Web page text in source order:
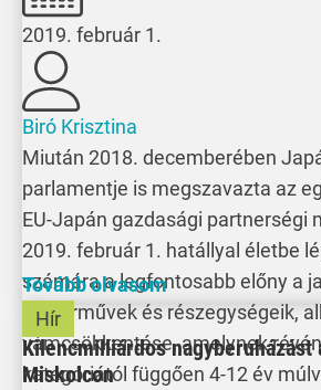
2019. február 1.
Biró Krisztina
Miután 2018. decemberében
parlamentje is megszavazta az
EU-Japán gazdasági partnerségi
2019. február 1. hatállyal életbe
számára a legfontosabb előny a
gépjárművek és részegységeik,
vámcsökkentése, amelynek
kategóriától függően 4-12 év
Tovább olvasom
Hír
Kilencmilliárdos nagyberuházást
Miskolcon